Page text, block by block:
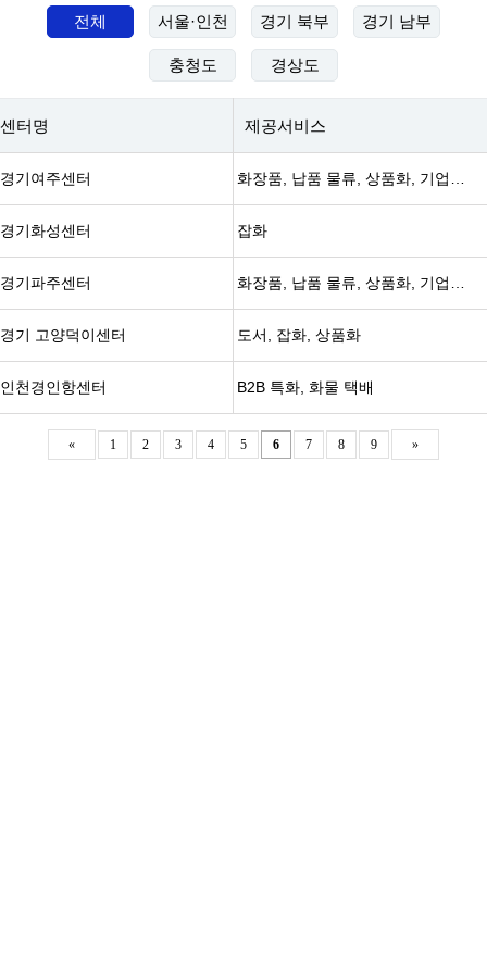
전체 서울·인천 경기 북부 경기 남부
충청도 경상도
센터명 제공서비스
경기여주센터
경기화성센터 잡화
경기파주센터
경기 고양덕이센터 도서, 잡화, 상품화
인천경인항센터 B2B 특화, 화물 택배
« 1 2 3 4 5 6 7 8 9 »